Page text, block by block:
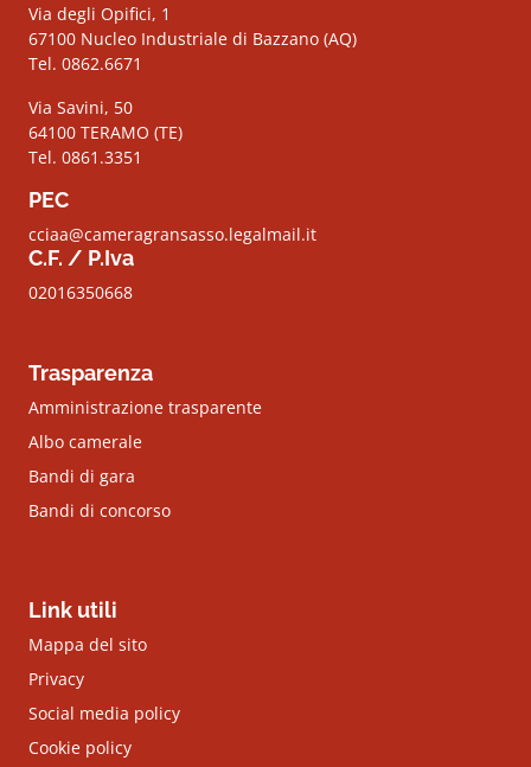
Via degli Opifici, 1
67100 Nucleo Industriale di Bazzano (AQ)
Tel. 0862.6671
Via Savini, 50
64100 TERAMO (TE)
Tel. 0861.3351
PEC
cciaa@cameragransasso.legalmail.it
C.F. / P.Iva
02016350668
Trasparenza
Amministrazione trasparente
Albo camerale
Bandi di gara
Bandi di concorso
Link utili
Mappa del sito
Privacy
Social media policy
Cookie policy